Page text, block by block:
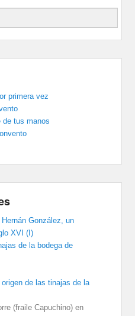
primera vez
de tus manos
González, un
XVI (I)
de la bodega de
origen de las tinajas de la
(fraile Capuchino) en